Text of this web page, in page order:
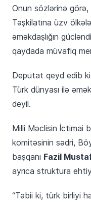
Onun sözlərinə
Təşkilatına üzv
əməkdaşlığın
qaydada müvafiq
Deputat qeyd edib
Türk dünyası ilə
deyil.
Milli Məclisin İctimai
komitəsinin sədri,
başqanı Fazil
ayrıca struktura
“Təbii ki, türk birliyi